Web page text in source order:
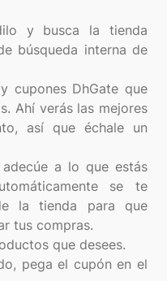
y busca la tienda
búsqueda interna de
cupones DhGate que
Ahí verás las mejores
así que échale un
a lo que estás
se te
la tienda para que
tus compras.
que desees.
pega el cupón en el